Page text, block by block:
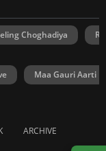
Choghadiya
Maa Gauri Aarti
ARCHIVE